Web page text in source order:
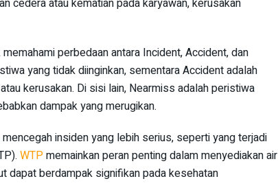
perbedaan antara Incident, Accident, dan
yang tidak diinginkan, sementara Accident adalah
kerusakan. Di sisi lain, Nearmiss adalah peristiwa
dampak yang merugikan.
insiden yang lebih serius, seperti yang terjadi
WTPmemainkan peran penting dalam menyediakan air
dapat berdampak signifikan pada kesehatan